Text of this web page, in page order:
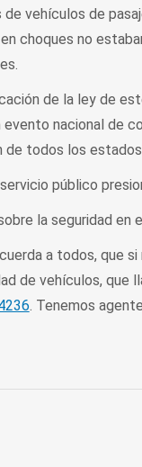
vehículos de
choques no
de la ley de
evento nacional de
de todos los
público
la seguridad en
a todos, que
de vehículos, que
. Tenemos